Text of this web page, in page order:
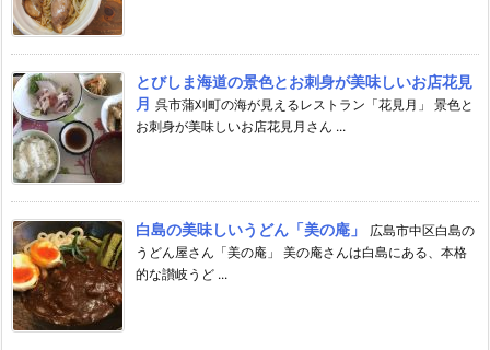
とびしま海道の景色とお刺身が美味しいお店花見
月 呉市蒲刈町の海が見えるレストラン「花見月」 景色と
お刺身が美味しいお店花見月さん ...
白島の美味しいうどん「美の庵」
広島市中区白島の
うどん屋さん「美の庵」 美の庵さんは白島にある、本格
的な讃岐うど ...